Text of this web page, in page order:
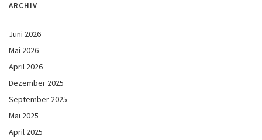
ARCHIV
Juni 2026
Mai 2026
April 2026
Dezember 2025
September 2025
Mai 2025
April 2025